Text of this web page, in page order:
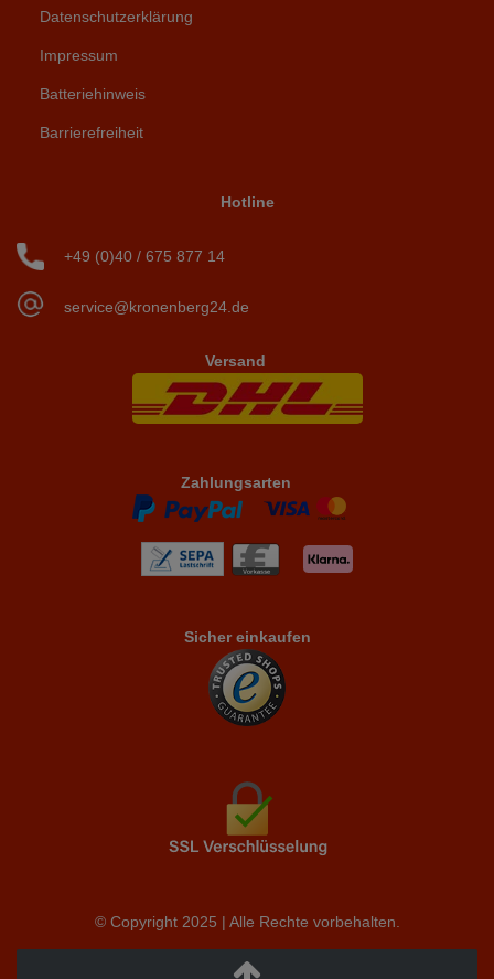
Datenschutzerklärung
Impressum
Batteriehinweis
Barrierefreiheit
Hotline
+49 (0)40 / 675 877 14
service@kronenberg24.de
Versand
Zahlungsarten
Sicher einkaufen
© Copyright 2025 | Alle Rechte vorbehalten.